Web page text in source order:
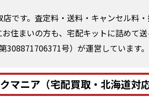
です。査定料・送料・キャンセル料
住まいの方も、宅配キットに詰めて
号）が運営しています。
マニア（宅配買取・北海道対応